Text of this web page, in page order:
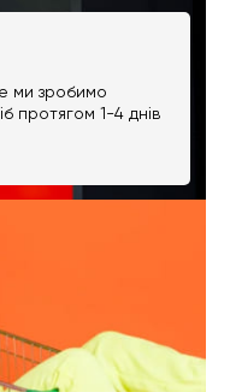
ми зробимо
протягом 1-4 днів